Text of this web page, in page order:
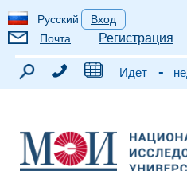
Русский
Вход
Почта
Регистрация
Идет -